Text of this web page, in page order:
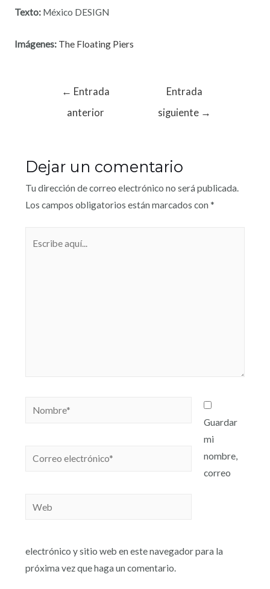
Texto:México DESIGN
Imágenes: The Floating Piers
← Entrada
anterior
Entrada
siguiente →
Dejar un comentario
Tu dirección de correo electrónico no será publicada.
Los campos obligatorios están marcados con *
Guardar
mi
nombre,
correo
electrónico y sitio web en este navegador para la
próxima vez que haga un comentario.